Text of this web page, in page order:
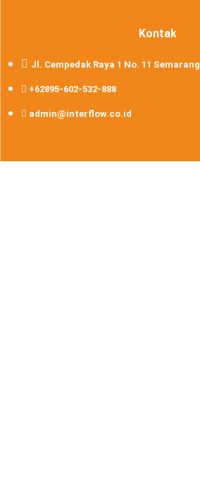
Kontak
Jl. Cempedak Raya 1 No. 11 Semarang
+62895-602-532-888
admin@interflow.co.id